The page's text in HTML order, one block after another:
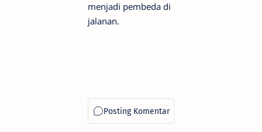
menjadi pembeda di
jalanan.